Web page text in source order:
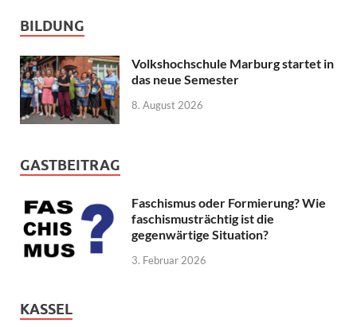
BILDUNG
Volkshochschule Marburg startet in
das neue Semester
8. August 2026
GASTBEITRAG
Faschismus oder Formierung? Wie
faschismusträchtig ist die
gegenwärtige Situation?
3. Februar 2026
KASSEL